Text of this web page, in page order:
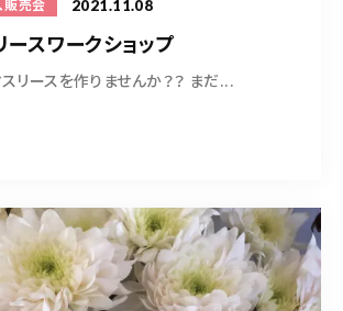
販売会 2021.11.08
ースワークショップ
リースを作りませんか？？ まだ...